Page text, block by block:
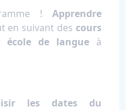
! Apprendre
en suivant des cours
de langueà
les dates du